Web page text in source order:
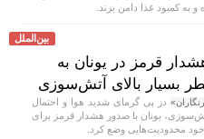
به کمبود غذا دامن بزند.
بین‌الملل
قرمز در یونان به
بسیار بالای آتش‌سوزی
در پی گرمای شدید هوا و احتمال
یونان با صدور هشدار قرمز برای
محدودیت‌هایی وضع کرد.